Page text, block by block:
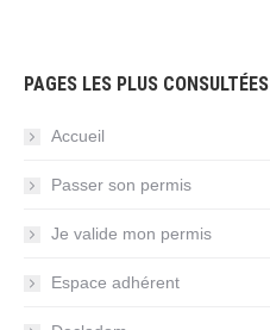
PAGES LES PLUS CONSULTÉES
Accueil
Passer son permis
Je valide mon permis
Espace adhérent